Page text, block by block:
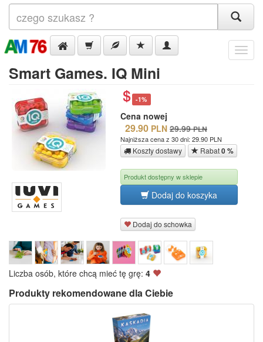
Menu
Smart Games. IQ Mini
-1%
Cena nowej
29.90 PLN 29.99 PLN
Najniższa cena z 30 dni: 29.90 PLN
Koszty dostawy Rabat0 %
Produkt dostępny w sklepie
Dodaj do koszyka
Dodaj do schowka
Liczba osób, które chcą mieć tę grę: 4
Produkty rekomendowane dla Ciebie